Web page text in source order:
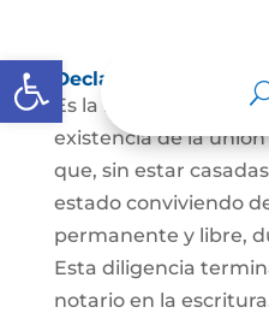
Abrir barra de
Declaración de
Es la manifestación
existencia de la
que, sin estar
estado conviviendo
permanente y libre,
Esta diligencia
notario en la